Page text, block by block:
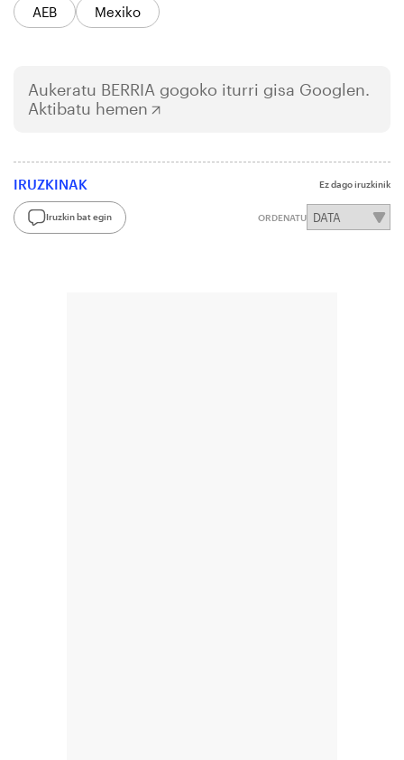
AEB Mexiko
Aukeratu BERRIA gogoko iturri gisa Googlen.
Aktibatu hemen
IRUZKINAK Ez dago iruzkinik
Iruzkin bat egin ORDENATU